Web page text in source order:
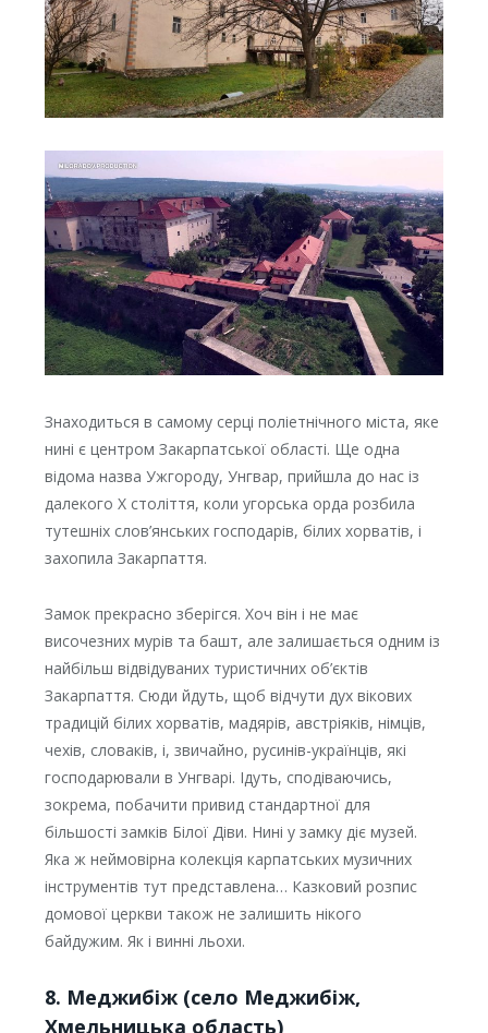
Знаходиться в самому серці поліетнічного міста, яке
нині є центром Закарпатської області. Ще одна
відома назва Ужгороду, Унгвар, прийшла до нас із
далекого Х століття, коли угорська орда розбила
тутешніх слов’янських господарів, білих хорватів, і
захопила Закарпаття.
Замок прекрасно зберігся. Хоч він і не має
височезних мурів та башт, але залишається одним із
найбільш відвідуваних туристичних об’єктів
Закарпаття. Сюди йдуть, щоб відчути дух вікових
традицій білих хорватів, мадярів, австріяків, німців,
чехів, словаків, і, звичайно, русинів-українців, які
господарювали в Унгварі. Ідуть, сподіваючись,
зокрема, побачити привид стандартної для
більшості замків Білої Діви. Нині у замку діє музей.
Яка ж неймовірна колекція карпатських музичних
інструментів тут представлена… Казковий розпис
домової церкви також не залишить нікого
байдужим. Як і винні льохи.
8. Меджибіж (село Меджибіж,
Хмельницька область)